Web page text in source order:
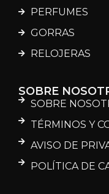
PERFUMES
GORRAS
RELOJERAS
SOBRE
SOBRE
TÉRMINOS Y
AVISO DE
POLÍTICA DE